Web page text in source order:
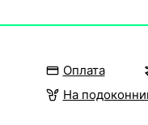
Оплата
На